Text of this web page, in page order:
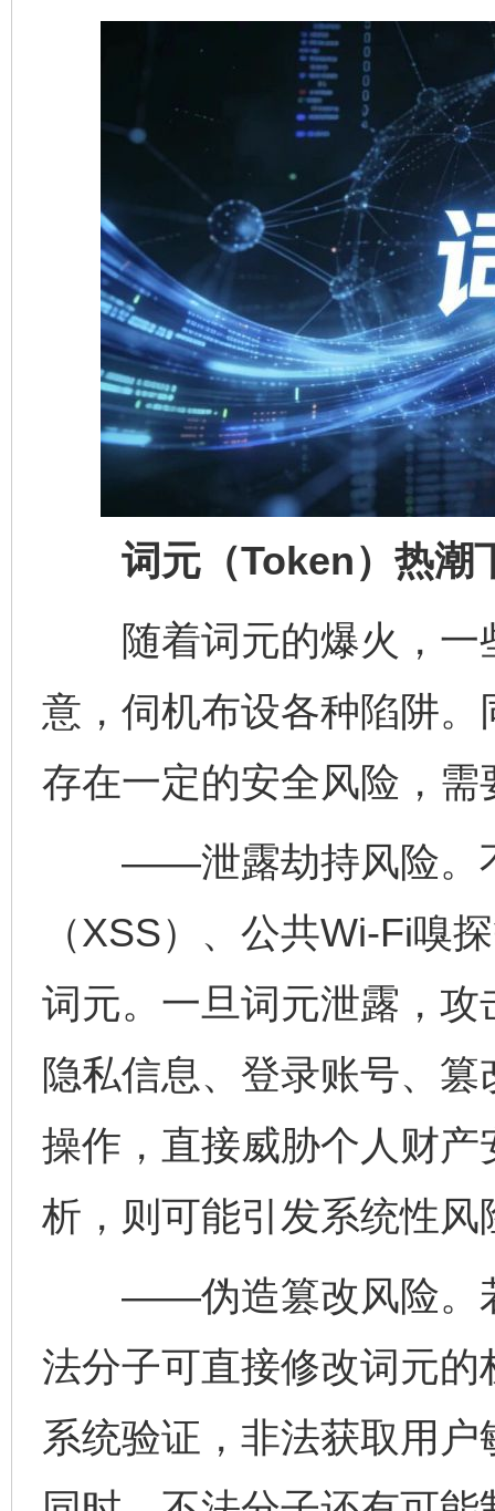
词元（Token）热潮
随着词元的爆火，一
意，伺机布设各种陷阱
存在一定的安全风险，
——泄露劫持风险。不
（XSS）、公共Wi-Fi嗅
词元。一旦词元泄露，
隐私信息、登录账号、
操作，直接威胁个人财
析，则可能引发系统性
——伪造篡改风险。若
法分子可直接修改词元
系统验证，非法获取用